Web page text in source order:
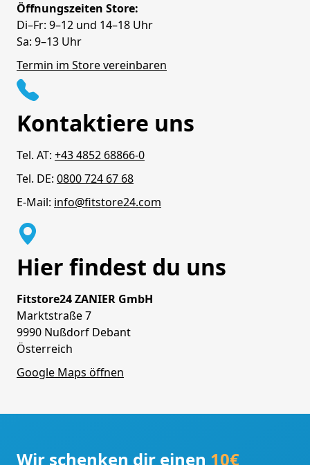
Öffnungszeiten Store:
Di–Fr: 9–12 und 14–18 Uhr
Sa: 9–13 Uhr
Termin im Store vereinbaren
Kontaktiere uns
Tel. AT: +43 4852 68866-0
Tel. DE: 0800 724 67 68
E-Mail: info@fitstore24.com
Hier findest du uns
Fitstore24 ZANIER GmbH
Marktstraße 7
9990 Nußdorf Debant
Österreich
Google Maps öffnen
Wir schenken dir einen 10€